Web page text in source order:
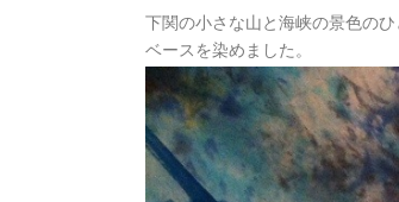
下関の小さな山と海峡の景色の
ベースを染めました。